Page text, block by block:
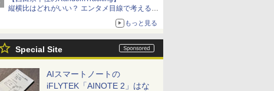
縦横比はどれがいい？ エンタメ目線で考える、
もっと見る
Special Site
AIスマートノートの
iFLYTEK「AINOTE 2」はな